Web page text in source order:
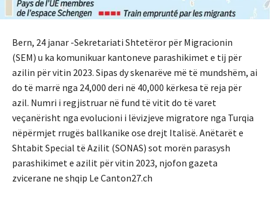
Bern, 24 janar -Sekretariati Shtetëror për Migracionin
(SEM) u ka komunikuar kantoneve parashikimet e tij për
azilin për vitin 2023. Sipas dy skenarëve më të mundshëm, ai
do të marrë nga 24,000 deri në 40,000 kërkesa të reja për
azil. Numri i regjistruar në fund të vitit do të varet
veçanërisht nga evolucioni i lëvizjeve migratore nga Turqia
nëpërmjet rrugës ballkanike ose drejt Italisë. Anëtarët e
Shtabit Special të Azilit (SONAS) sot morën parasysh
parashikimet e azilit për vitin 2023, njofon gazeta
zvicerane ne shqip Le Canton27.ch